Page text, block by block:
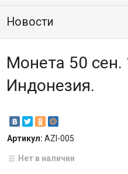
Новости
Монета 50 сен.
Индонезия.
Артикул: AZI-005
Нет в наличии